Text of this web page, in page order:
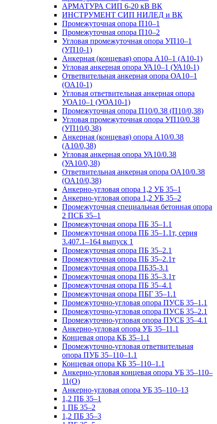
АРМАТУРА СИП 6-20 кВ ВК
ИНСТРУМЕНТ СИП НИЛЕД и ВК
Промежуточная опора П10–1
Промежуточная опора П10–2
Угловая промежуточная опора УП10–1
(УП10-1)
Анкерная (концевая) опора А10–1 (А10-1)
Угловая анкерная опора УА10–1 (УА10-1)
Ответвительная анкерная опора ОА10–1
(ОА10-1)
Угловая ответвительная анкерная опора
УОА10–1 (УОА10-1)
Промежуточная опора П10/0.38 (П10/0,38)
Угловая промежуточная опора УП10/0.38
(УП10/0,38)
Анкерная (концевая) опора А10/0.38
(А10/0,38)
Угловая анкерная опора УА10/0.38
(УА10/0,38)
Ответвительная анкерная опора ОА10/0.38
(ОА10/0,38)
Анкерно-угловая опора 1,2 УБ 35–1
Анкерно-угловая опора 1,2 УБ 35–2
Промежуточная специальная бетонная опора
2 ПСБ 35–1
Промежуточная опора ПБ 35–1.1
Промежуточная опора ПБ 35–1.1т, серия
3.407.1–164 выпуск 1
Промежуточная опора ПБ 35–2.1
Промежуточная опора ПБ 35–2.1т
Промежуточная опора ПБ35-3.1
Промежуточная опора ПБ 35–3.1т
Промежуточная опора ПБ 35–4.1
Промежуточная опора ПБГ 35–1.1
Промежуточно-угловая опора ПУСБ 35–1.1
Промежуточно-угловая опора ПУСБ 35–2.1
Промежуточно-угловая опора ПУСБ 35–4.1
Анкерно-угловая опора УБ 35–11.1
Концевая опора КБ 35–1.1
Промежуточно-угловая ответвительная
опора ПУБ 35–110–1.1
Концевая опора КБ 35–110–1.1
Анкерно-угловая концевая опора УБ 35–110–
11(О)
Анкерно-угловая опора УБ 35–110–13
1,2 ПБ 35–1
1 ПБ 35–2
1,2 ПБ 35–3